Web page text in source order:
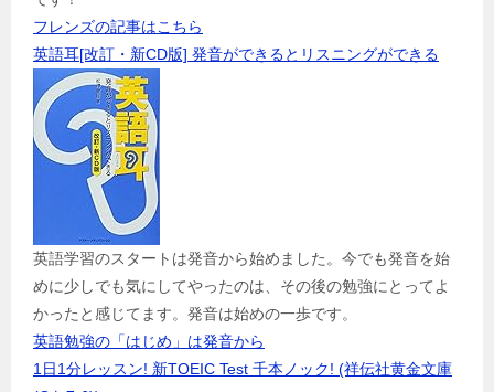
フレンズの記事はこちら
英語耳[改訂・新CD版] 発音ができるとリスニングができる
英語学習のスタートは発音から始めました。今でも発音を始
めに少しでも気にしてやったのは、その後の勉強にとってよ
かったと感じてます。発音は始めの一歩です。
英語勉強の「はじめ」は発音から
1日1分レッスン! 新TOEIC Test 千本ノック! (祥伝社黄金文庫